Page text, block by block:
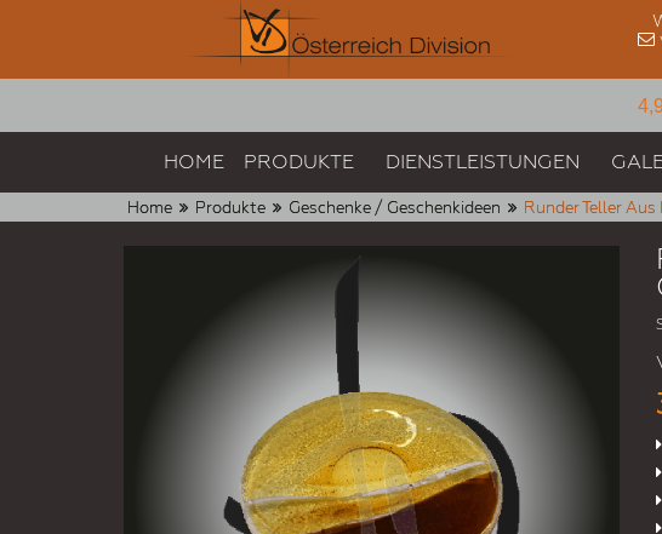
HOME PRODUKTE DIENSTLEISTUNGEN
Home Produkte Geschenke / Geschenkideen Runder Teller